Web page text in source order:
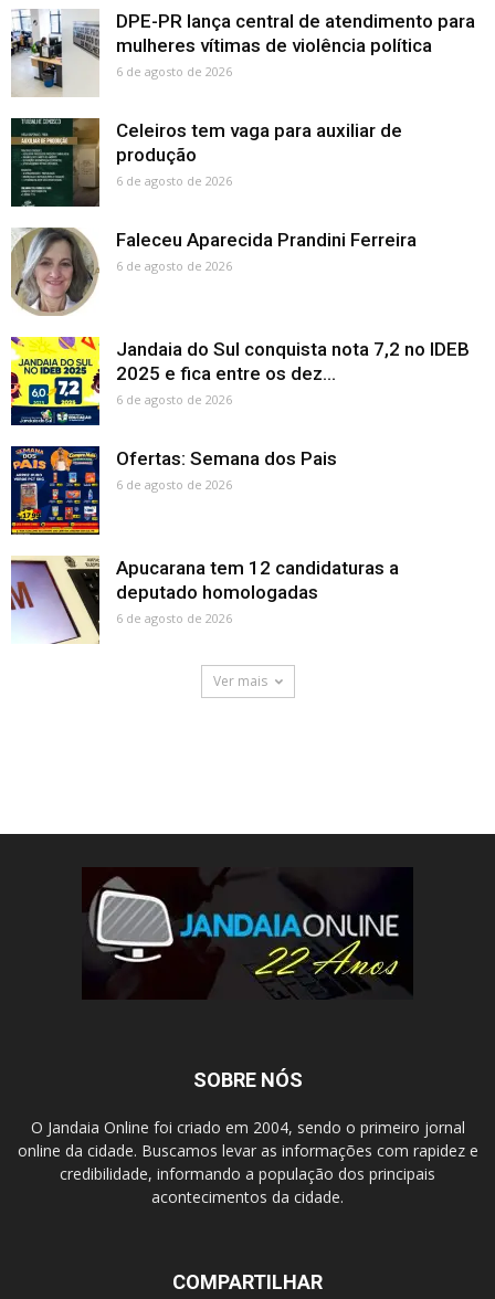
DPE-PR lança central de atendimento para
mulheres vítimas de violência política
6 de agosto de 2026
Celeiros tem vaga para auxiliar de
produção
6 de agosto de 2026
Faleceu Aparecida Prandini Ferreira
6 de agosto de 2026
Jandaia do Sul conquista nota 7,2 no IDEB
2025 e fica entre os dez...
6 de agosto de 2026
Ofertas: Semana dos Pais
6 de agosto de 2026
Apucarana tem 12 candidaturas a
deputado homologadas
6 de agosto de 2026
Ver mais
SOBRE NÓS
O Jandaia Online foi criado em 2004, sendo o primeiro jornal
online da cidade. Buscamos levar as informações com rapidez e
credibilidade, informando a população dos principais
acontecimentos da cidade.
COMPARTILHAR